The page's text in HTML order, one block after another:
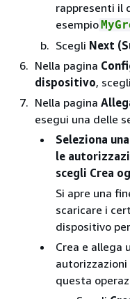
rappresenti il
esempio
Scegli Next
Nella pagina
dispositivo, scegli
Nella pagina
esegui una delle
Seleziona
le
scegli Crea
Si apre una
scaricare i
dispositivo
Crea e allega
questa